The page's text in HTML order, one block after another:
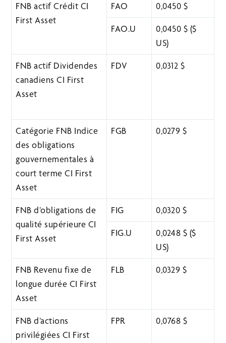
FNB actif Crédit CI
First Asset
FAO 0,0450 $
FAO.U
0,0450 $ ($
US)
FNB actif Dividendes
canadiens CI First
Asset
FDV 0,0312 $
Catégorie FNB Indice
des obligations
gouvernementales à
court terme CI First
Asset
FGB 0,0279 $
FNB d’obligations de
qualité supérieure CI
First Asset
FIG 0,0320 $
FIG.U
0,0248 $ ($
US)
FNB Revenu fixe de
longue durée CI First
Asset
FLB 0,0329 $
FNB d’actions
privilégiées CI First
FPR 0,0768 $